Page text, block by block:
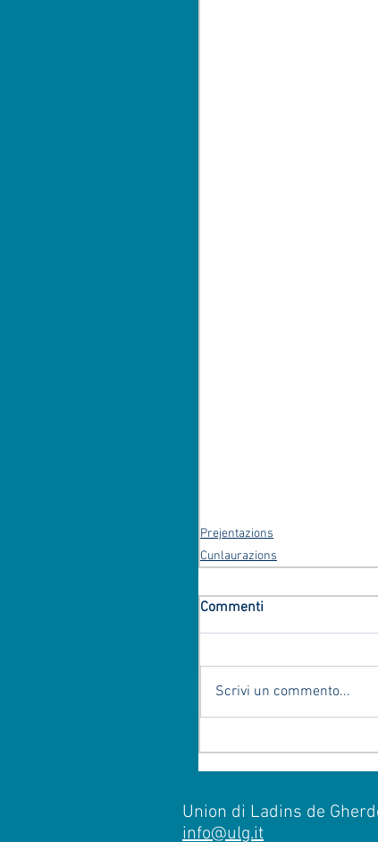
Prejentazions
Cunlaurazions
Commenti
Scrivi un commento...
Union di Ladins de
info@ulg.it